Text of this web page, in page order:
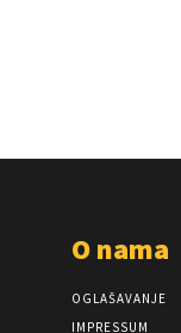
O nama
OGLAŠAVANJE
IMPRESSUM